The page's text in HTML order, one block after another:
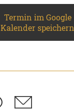
Termin im Google
Kalender speichern